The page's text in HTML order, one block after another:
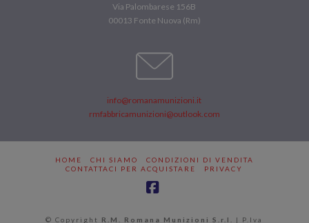
Via Palombarese 156B
00013 Fonte Nuova (Rm)
info@romanamunizioni.it
rmfabbricamunizioni@outlook.com
HOME CHI SIAMO
CONDIZIONI DI VENDITA
CONTATTACI PER ACQUISTARE
PRIVACY
© Copyright R.M. Romana Munizioni S.r.l. | P.Iva